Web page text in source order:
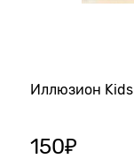
Иллюзион Kids
150₽